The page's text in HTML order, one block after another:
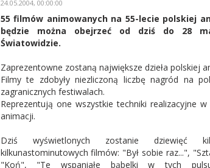
24.05.2004, 00:00:00
55 filmów animowanych na 55-lecie polskiej
będzie można obejrzeć od dziś do 28
Światowidzie.
Zaprezentowne zostaną największe dzieła polskiej
Filmy te zdobyły niezliczoną liczbę nagród na
zagranicznych festiwalach.
Reprezentują one wszystkie techniki realizacyjne
animacji.
Dziś wyświetlonych zostanie dziewięć
kilkunastominutowych filmów: "Był sobie raz...",
"Koń", "Te wspaniałe bąbelki w tych